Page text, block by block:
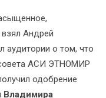
Андрей
аудитории о том, что
совета АСИ ЭТНОМИР
одобрение
Владимира